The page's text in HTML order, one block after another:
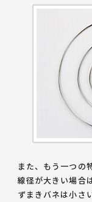
また、もう一つの
線径が大きい場合
ずまきバネは小さ